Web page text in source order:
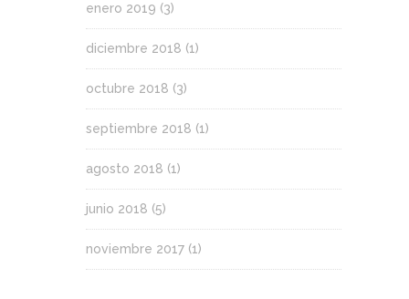
enero 2019 (3)
diciembre 2018 (1)
octubre 2018 (3)
septiembre 2018 (1)
agosto 2018 (1)
junio 2018 (5)
noviembre 2017 (1)